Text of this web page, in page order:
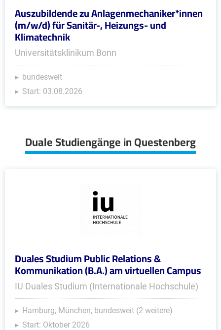
Auszubildende zu Anlagenmechaniker*innen
(m/w/d) für Sanitär-, Heizungs- und
Klimatechnik
Universitätsklinikum Bonn
bundesweit
Start: 03.08.2026
Duale Studiengänge in Questenberg
Duales Studium Public Relations &
Kommunikation (B.A.) am virtuellen Campus
IU Duales Studium (Internationale Hochschule)
Hamburg, München, bundesweit (2 weitere)
Start: Oktober 2026